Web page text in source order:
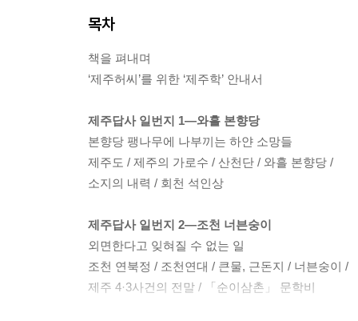
목차
책을 펴내며
‘제주허씨’를 위한 ‘제주학’ 안내서
제주답사 일번지 1―와흘 본향당
본향당 팽나무에 나부끼는 하얀 소망들
제주도 / 제주의 가로수 / 산천단 / 와흘 본향당 /
소지의 내력 / 회천 석인상
제주답사 일번지 2―조천 너븐숭이
외면한다고 잊혀질 수 없는 일
조천 연북정 / 조천연대 / 큰물, 근돈지 / 너븐숭이 /
제주 4·3사건의 전말 / 「순이삼촌」 문학비